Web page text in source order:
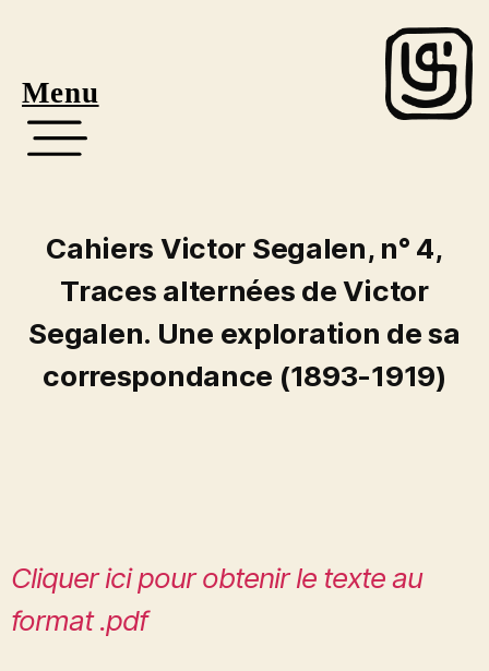
Menu
Cahiers Victor Segalen, n° 4,
Traces alternées de Victor
Segalen. Une exploration de sa
correspondance (1893-1919)
Cliquer ici pour obtenir le texte au
format .pdf